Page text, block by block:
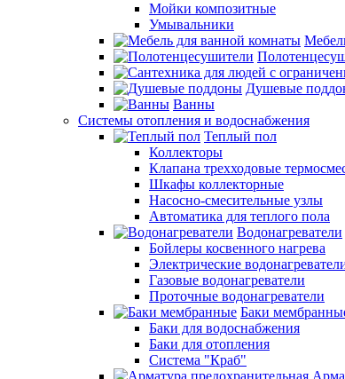
Мойки композитные
Умывальники
Душевые
Ванны
Системы отопления и водоснабжения
Теплый пол
Коллекторы
Клапана трехходовые
Шкафы коллекторные
Насосно-смесительные узлы
Автоматика для теплого пола
Водонагреватели
Бойлеры косвенного нагрева
Электрические
Газовые водонагреватели
Проточные водонагреватели
Баки
Баки для водоснабжения
Баки для отопления
Система "Краб"